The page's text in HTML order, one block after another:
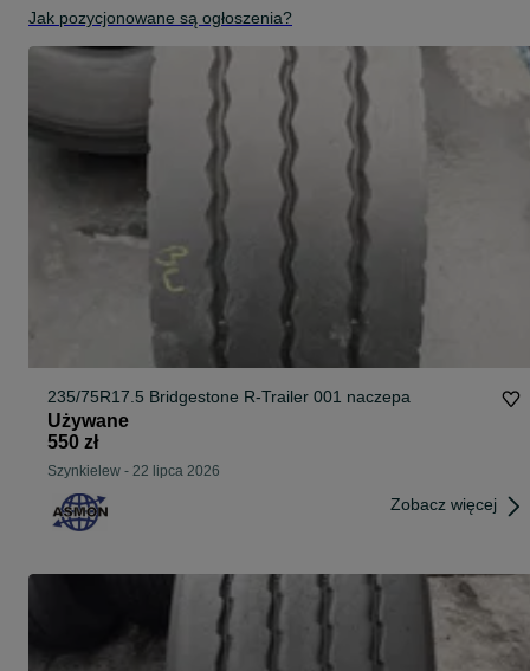
Jak pozycjonowane są ogłoszenia?
235/75R17.5 Bridgestone R-Trailer 001 naczepa
Używane
550 zł
Szynkielew - 22 lipca 2026
Zobacz więcej